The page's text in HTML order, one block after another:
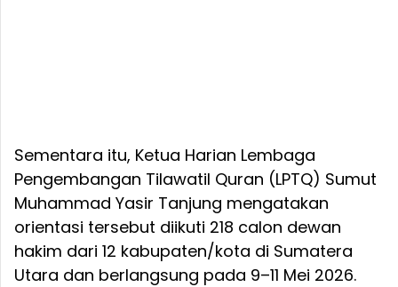
Sementara itu, Ketua Harian Lembaga
Pengembangan Tilawatil Quran (LPTQ) Sumut
Muhammad Yasir Tanjung mengatakan
orientasi tersebut diikuti 218 calon dewan
hakim dari 12 kabupaten/kota di Sumatera
Utara dan berlangsung pada 9–11 Mei 2026.